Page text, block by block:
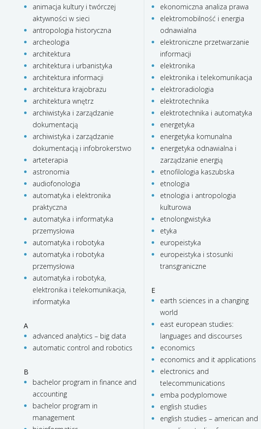
animacja kultury i twórczej
aktywności w sieci
antropologia historyczna
archeologia
architektura
architektura i urbanistyka
architektura informacji
architektura krajobrazu
architektura wnętrz
archiwistyka i zarządzanie
dokumentacją
archiwistyka i zarządzanie
dokumentacją i infobrokerstwo
arteterapia
astronomia
audiofonologia
automatyka i elektronika
praktyczna
automatyka i informatyka
przemysłowa
automatyka i robotyka
automatyka i robotyka
przemysłowa
automatyka i robotyka,
elektronika i telekomunikacja,
informatyka
A
advanced analytics – big data
automatic control and robotics
B
bachelor program in finance and
accounting
bachelor program in
management
ekonomiczna analiza prawa
elektromobilność i energia
odnawialna
elektroniczne przetwarzanie
informacji
elektronika
elektronika i telekomunikacja
elektroradiologia
elektrotechnika
elektrotechnika i automatyka
energetyka
energetyka komunalna
energetyka odnawialna i
zarządzanie energią
etnofilologia kaszubska
etnologia
etnologia i antropologia
kulturowa
etnolongwistyka
etyka
europeistyka
europeistyka i stosunki
transgraniczne
E
earth sciences in a changing
world
east european studies:
languages and discourses
economics
economics and it applications
electronics and
telecommunications
emba podyplomowe
english studies
english studies – american and